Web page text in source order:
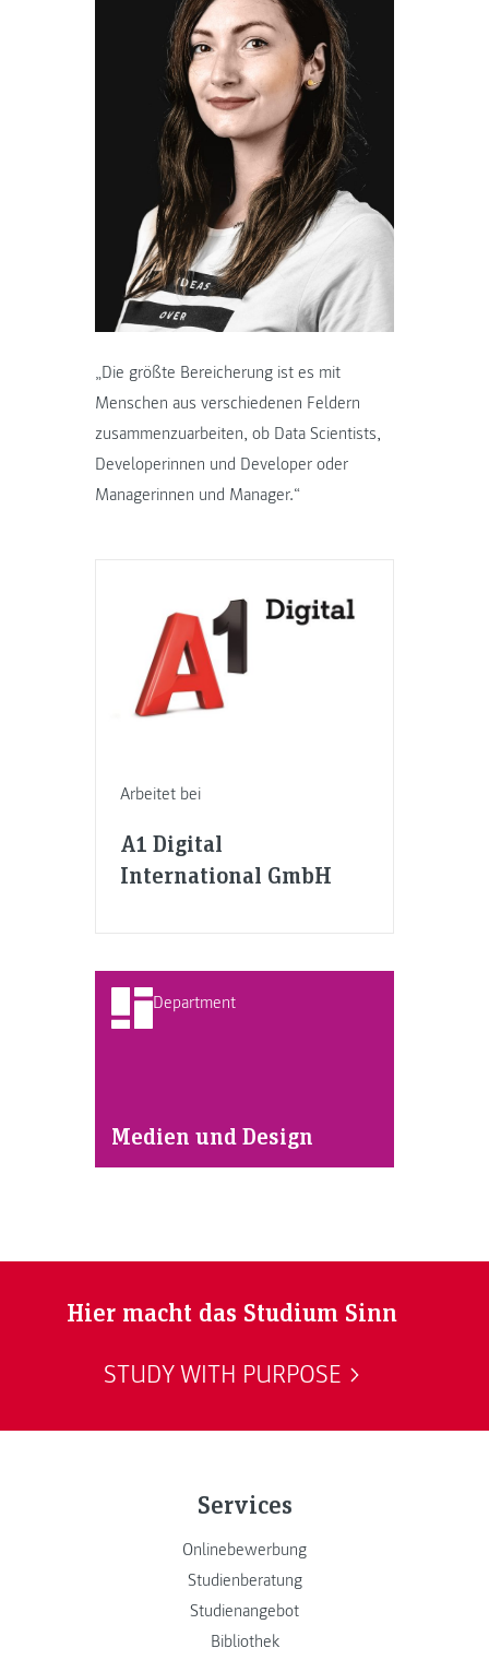
„Die größte Bereicherung ist es mit
Menschen aus verschiedenen Feldern
zusammenzuarbeiten, ob Data Scientists,
Developerinnen und Developer oder
Managerinnen und Manager.“
Arbeitet bei
A1 Digital
International GmbH
Department
Medien und Design
Hier macht das Studium Sinn
STUDY WITH PURPOSE
Services
Onlinebewerbung
Studienberatung
Studienangebot
Bibliothek